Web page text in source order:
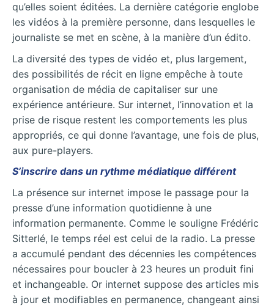
qu’elles soient éditées. La dernière catégorie englobe
les vidéos à la première personne, dans lesquelles le
journaliste se met en scène, à la manière d’un édito.
La diversité des types de vidéo et, plus largement,
des possibilités de récit en ligne empêche à toute
organisation de média de capitaliser sur une
expérience antérieure. Sur internet, l’innovation et la
prise de risque restent les comportements les plus
appropriés, ce qui donne l’avantage, une fois de plus,
aux pure-players.
S’inscrire dans un rythme médiatique différent
La présence sur internet impose le passage pour la
presse d’une information quotidienne à une
information permanente. Comme le souligne Frédéric
Sitterlé, le temps réel est celui de la radio. La presse
a accumulé pendant des décennies les compétences
nécessaires pour boucler à 23 heures un produit fini
et inchangeable. Or internet suppose des articles mis
à jour et modifiables en permanence, changeant ainsi